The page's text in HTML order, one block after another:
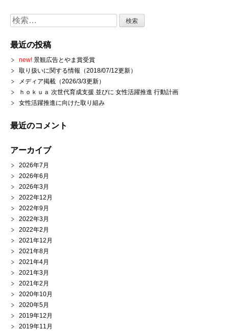
検
最近の投稿
new! 景観広告とやま賞受賞
取り扱いに関する情報（2018/07/12更新）
メディア掲載（2026/3/3更新）
ｈｏｋｕａ 次世代育成支援 並びに 女性活躍推進 行動計画
女性活躍推進に向けた取り組み
最近のコメント
アーカイブ
2026年7月
2026年6月
2026年3月
2022年12月
2022年9月
2022年3月
2022年2月
2021年12月
2021年8月
2021年4月
2021年3月
2021年2月
2020年10月
2020年5月
2019年12月
2019年11月